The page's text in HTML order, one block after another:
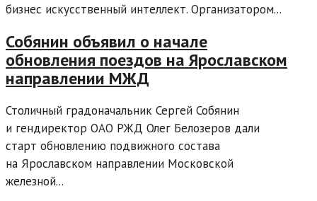
бизнес искусственный интеллект. Организатором...
Собянин объявил о начале
обновления поездов на Ярославском
направлении МЖД
Столичный градоначальник Сергей Собянин
и гендиректор ОАО РЖД Олег Белозеров дали
старт обновлению подвижного состава
на Ярославском направлении Московской
железной...